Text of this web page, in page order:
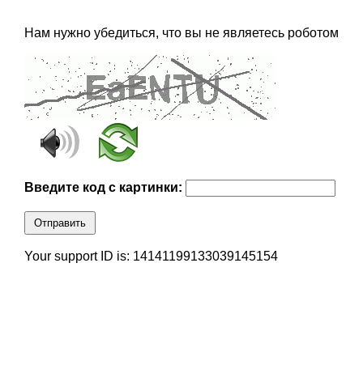
Нам нужно убедиться, что вы не являетесь роботом
Введите код с картинки:
Отправить
Your support ID is: 14141199133039145154